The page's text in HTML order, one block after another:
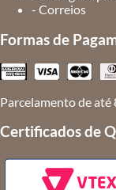
- Correios
Formas de
Parcelamento de até
Certificados de